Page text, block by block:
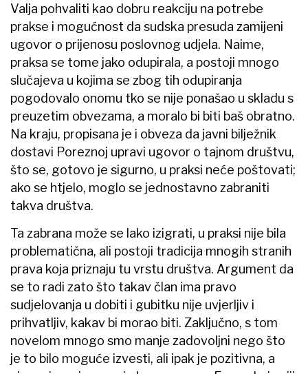
Valja pohvaliti kao dobru reakciju na potrebe
prakse i mogućnost da sudska presuda zamijeni
ugovor o prijenosu poslovnog udjela. Naime,
praksa se tome jako odupirala, a postoji mnogo
slučajeva u kojima se zbog tih odupiranja
pogodovalo onomu tko se nije ponašao u skladu s
preuzetim obvezama, a moralo bi biti baš obratno.
Na kraju, propisana je i obveza da javni bilježnik
dostavi Poreznoj upravi ugovor o tajnom društvu,
što se, gotovo je sigurno, u praksi neće poštovati;
ako se htjelo, moglo se jednostavno zabraniti
takva društva.
Ta zabrana može se lako izigrati, u praksi nije bila
problematična, ali postoji tradicija mnogih stranih
prava koja priznaju tu vrstu društva. Argument da
se to radi zato što takav član ima pravo
sudjelovanja u dobiti i gubitku nije uvjerljiv i
prihvatljiv, kakav bi morao biti. Zaključno, s tom
novelom mnogo smo manje zadovoljni nego što
je to bilo moguće izvesti, ali ipak je pozitivna, a